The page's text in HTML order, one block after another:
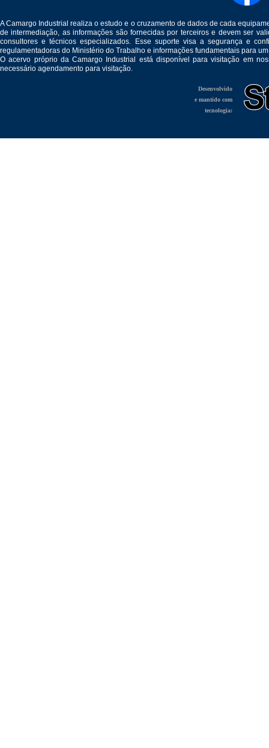
A Camargo Industrial realiza o estudo e o cruzamento de dados de cada
de intermediação, as informações são fornecidas por terceiros e devem ser
consultores e técnicos especializados. Esse suporte visa a segurança e
regulamentadoras do Ministério do Trabalho e informações fundamentais para
O acervo próprio da Camargo Industrial está disponível para visitação em
necessário agendamento para visitação.
Desenvolvido
e mantido com
tecnologia: